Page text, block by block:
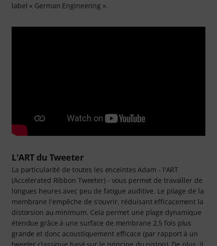
label « German Engineering ».
L'ART du Tweeter
La particularité de toutes les enceintes Adam - l'ART
(Accelerated Ribbon Tweeter) - vous permet de travailler de
longues heures avec peu de fatigue auditive. Le pliage de la
membrane l'empêche de s'ouvrir, réduisant efficacement la
distorsion au minimum. Cela permet une plage dynamique
étendue grâce à une surface de membrane 2,5 fois plus
grande et donc acoustiquement efficace (par rapport à un